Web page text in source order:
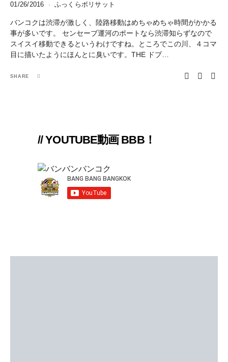
01/26/2016 ふっくらボリサット
バンコクは渋滞が激しく、陸路移動はめちゃめちゃ時間がかかる
事が多いです。 センセーブ運河のポートなら渋滞知らずなので
スイスイ移動できるというわけですね。ところでこの川、４コマ
目に描いたようにほんとに臭いです。THE ドブ…
SHARE
// YOUTUBE動画 BBB！